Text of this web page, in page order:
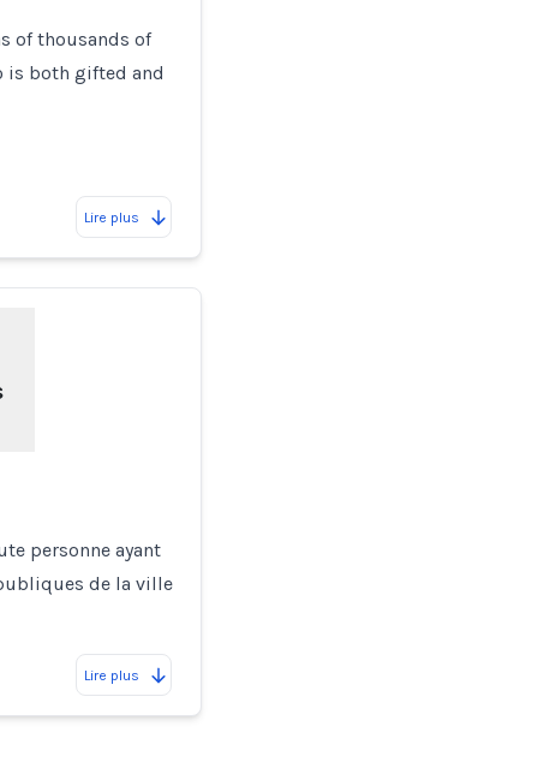
of thousands of
is both gifted and
Lire plus
personne ayant
de la ville
Lire plus